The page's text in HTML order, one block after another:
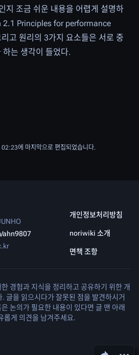
문서 공유하기
다른
지 조금 쉬운 내용을 어렵게 설명하
2.1 Principles for performance
고 원리의 3가지 요소들은 서로 중
는 생각이 들었다.
에 마지막으로 편집되었습니다.
ahn9807
개인정보처리방침
noriwiki 소개
면책 조항
경험과 지식을 정리하고 공유하기 위한 개
글을 읽으시다가 잘못된 점을 발견하시거
논의가 필요한 내용이 있다면 글 맨 아래
롭게 의견을 남겨주세요.